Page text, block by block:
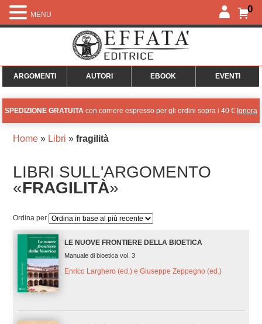
0
ARGOMENTI AUTORI EBOOK EVENTI
SPEDIZIONE GRATUITA con corriere espresso per gli ordini sopra i 40 € Ignora
Home» Libri » fragilità
LIBRI SULL'ARGOMENTO
«FRAGILITÀ»
Ordina per
LE NUOVE FRONTIERE DELLA BIOETICA
Manuale di bioetica vol. 3
Enrico Larghero (ed.) e Giuseppe Zeppegno (ed.)
MENU